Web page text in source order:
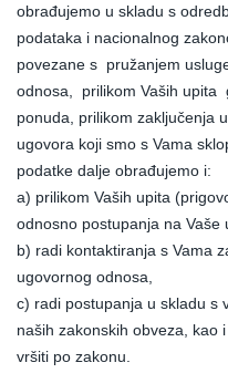
obrađujemo u skladu s
podataka i nacionalnog
povezane s pružanjem
odnosa, prilikom Vaših
ponuda, prilikom zaključenja
ugovora koji smo s Vama
podatke dalje obrađujemo i:
a) prilikom Vaših upita
odnosno postupanja na Vaše
b) radi kontaktiranja s Vama
ugovornog odnosa,
c) radi postupanja u skladu s
naših zakonskih obveza, kao
vršiti po zakonu.